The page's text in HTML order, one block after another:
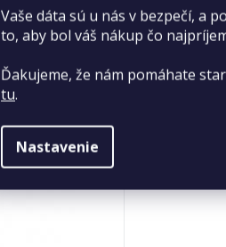
Vaše dáta sú u nás v bezpečí, a
to, aby bol váš nákup čo
Ďakujeme, že nám pomáhate
tu.
Nastavenie